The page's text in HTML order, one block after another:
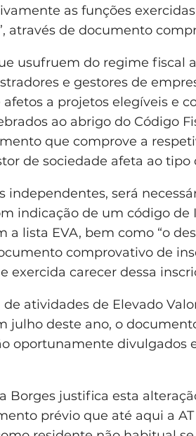
as funções
através de documento
usufruem do regime fiscal
e gestores de
a projetos elegíveis e
ao abrigo do Código
que comprove a
de sociedade afeta ao tipo
independentes, será
indicação de um código de
a lista EVA, bem como “o
comprovativo de
exercida carecer dessa
atividades de Elevado
julho deste ano, o
oportunamente divulgados
Borges justifica esta
prévio que até aqui a